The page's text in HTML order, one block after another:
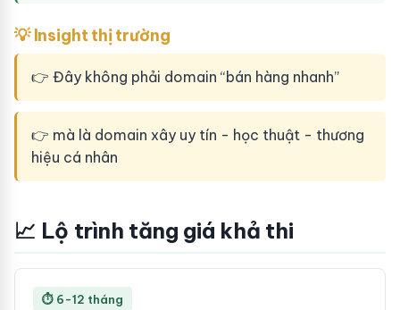
💡 Insight thị trường
👉 Đây không phải domain “bán hàng nhanh”
👉 mà là domain xây uy tín - học thuật - thương
hiệu cá nhân
📈 Lộ trình tăng giá khả thi
⏱ 6-12 tháng